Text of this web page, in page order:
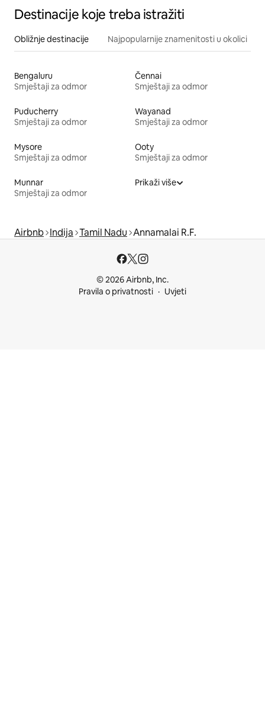
Destinacije koje treba istražiti
Obližnje destinacije Najpopularnije znamenitosti u okolici
Bengaluru
Smještaji za odmor
Čennai
Smještaji za odmor
Puducherry
Smještaji za odmor
Wayanad
Smještaji za odmor
Mysore
Smještaji za odmor
Ooty
Smještaji za odmor
Munnar
Smještaji za odmor
Prikaži više
Airbnb Indija Tamil Nadu Annamalai R.F.
© 2026 Airbnb, Inc.
Pravila o privatnosti
Uvjeti